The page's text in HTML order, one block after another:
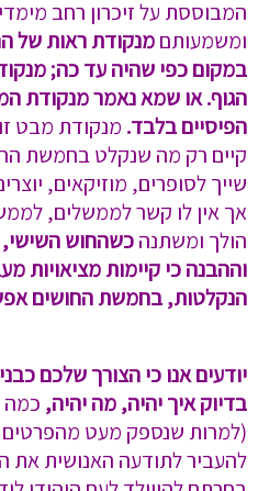
המבוססת על זיכרון רחב
ומשמעותםמנקודת ראות של
במקום כפי שהיה עד כה;
הגוף. או שמא נאמר מנקודת
הפיסיים בלבד. מנקודת מבט
קיים רק מה שנקלט בחמשת
שייך לסופרים, מוזיקאים,
אך אין לו קשר לממשלים,
הולך ומשתנהכשהחוש השישי,
וההבנה כי קיימות מציאויות
הנקלטות, בחמשת החושים
יודעים אנו כי הצורך שלכם
בדיוק איך יהיה, מה יהיה, כמה
(למרות שנספק מעט מהפרטים
להעביר לתודעה האנושית את